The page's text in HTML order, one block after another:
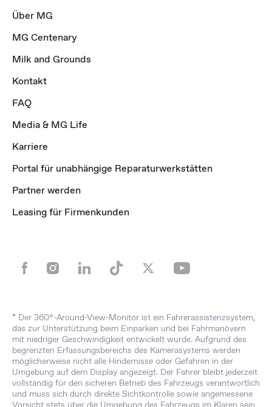
Über MG
MG Centenary
Milk and Grounds
Kontakt
FAQ
Media & MG Life
Karriere
Portal für unabhängige Reparaturwerkstätten
Partner werden
Leasing für Firmenkunden
* Der 360°-Around-View-Monitor ist ein Fahrerassistenzsystem,
das zur Unterstützung beim Einparken und bei Fahrmanövern
mit niedriger Geschwindigkeit entwickelt wurde. Aufgrund des
begrenzten Erfassungsbereichs des Kamerasystems werden
möglicherweise nicht alle Hindernisse oder Gefahren in der
Umgebung auf dem Display angezeigt. Der Fahrer bleibt jederzeit
vollständig für den sicheren Betrieb des Fahrzeugs verantwortlich
und muss sich durch direkte Sichtkontrolle sowie angemessene
Vorsicht stets über die Umgebung des Fahrzeugs im Klaren sein.